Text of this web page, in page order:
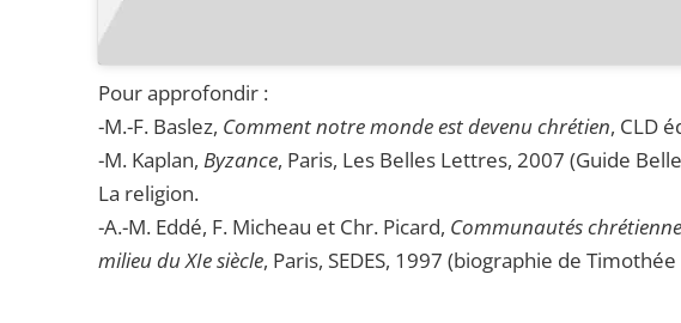
Pour approfondir :
-M.-F. Baslez, Comment notre monde est devenu chrétien, CLD
-M. Kaplan, Byzance, Paris, Les Belles Lettres, 2007 (Guide
La religion.
-A.-M. Eddé, F. Micheau et Chr. Picard, Communautés
milieu du XIe siècle, Paris, SEDES, 1997 (biographie de